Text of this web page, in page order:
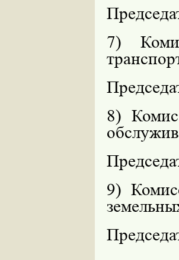
7)
8)
9)